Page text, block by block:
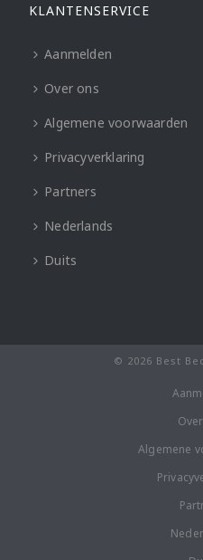
KLANTENSERVICE
Aanmelden
Over ons
Algemene voorwaarden
Privacyverklaring
Partners
Nederlands
Duits
© 2026 Best
Algemene